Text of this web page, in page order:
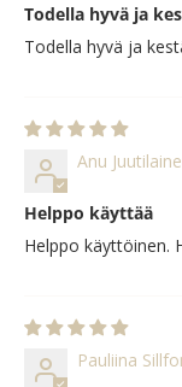
Todella hyvä ja
Todella hyvä ja
Anu
Helppo käyttää
Helppo käyttöinen.
Pauliina